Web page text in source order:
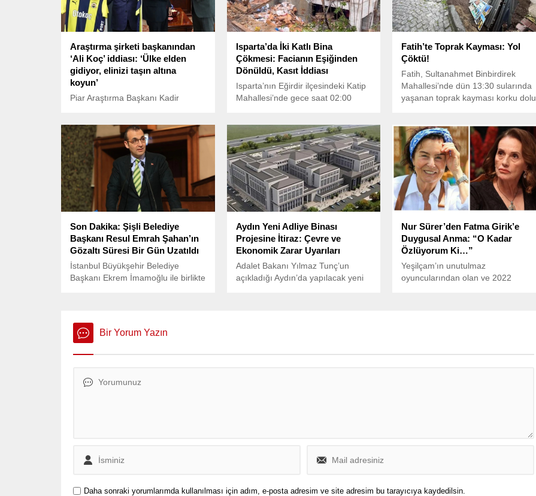
Araştırma şirketi başkanından
‘Ali Koç’ iddiası: ‘Ülke elden
gidiyor, elinizi taşın altına
koyun’
Piar Araştırma Başkanı Kadir
CHP Genel Başkanı Özgür Özel ve
MHP Genel Başkanı Devlet
Bahçeli’ye, “Ülke elden gidiyor,
elinizi taşın altına koyun” dediğini
iddia etti.
Isparta’da İki Katlı Bina
Çökmesi: Facianın Eşiğinden
Dönüldü, Kasıt İddiası
Isparta’nın Eğirdir ilçesindeki Katip
Mahallesi’nde gece saat 02:00
yapılan alandaki iki katlı bina büyük
bir gürültüyle çöktü.
Fatih’te Toprak Kayması: Yol
Çöktü!
Fatih, Sultanahmet Binbirdirek
Mahallesi’nde dün 13:30 sularında
yaşanan toprak kayması korku dolu
otelin karşısındaki yol çöktü.
Son Dakika: Şişli Belediye
Başkanı Resul Emrah Şahan’ın
Gözaltı Süresi Bir Gün Uzatıldı
İstanbul Büyükşehir Belediye
Başkanı Ekrem İmamoğlu ile birlikte
Aydın Yeni Adliye Binası
Projesine İtiraz: Çevre ve
Ekonomik Zarar Uyarıları
Adalet Bakanı Yılmaz Tunç’un
açıkladığı Aydın’da yapılacak yeni
Nur Sürer’den Fatma Girik’e
Duygusal Anma: “O Kadar
Özlüyorum Ki…”
Yeşilçam’ın unutulmaz
oyuncularından olan ve 2022
Bir Yorum Yazın
Daha sonraki yorumlarımda kullanılması için adım, e-posta adresim ve site adresim bu tarayıcıya kaydedilsin.